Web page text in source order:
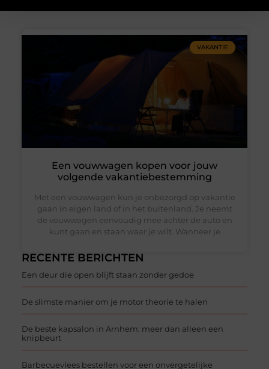
RECENTE BERICHTEN
Een deur die open blijft staan zonder gedoe
De slimste manier om je motor theorie te halen
De beste kapsalon in Arnhem: meer dan alleen een
knipbeurt
Barbecuevlees bestellen voor een onvergetelijke
VAKANTIE
Een vouwwagen kopen voor jouw
volgende vakantiebestemming
Met een vouwwagen kun je onbezorgd op vakantie
gaan in eigen land of in het buitenland. Je neemt
de vouwwagen eenvoudig mee achter de auto en
kunt gaan en staan waar je wilt. Wanneer je